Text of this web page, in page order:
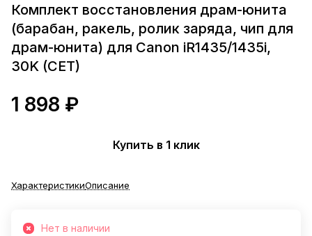
Комплект восстановления драм-юнита
(барабан, ракель, ролик заряда, чип для
драм-юнита) для Canon iR1435/1435i,
30K (CET)
1 898 ₽
Купить в 1 клик
ХарактеристикиОписание
Нет в наличии